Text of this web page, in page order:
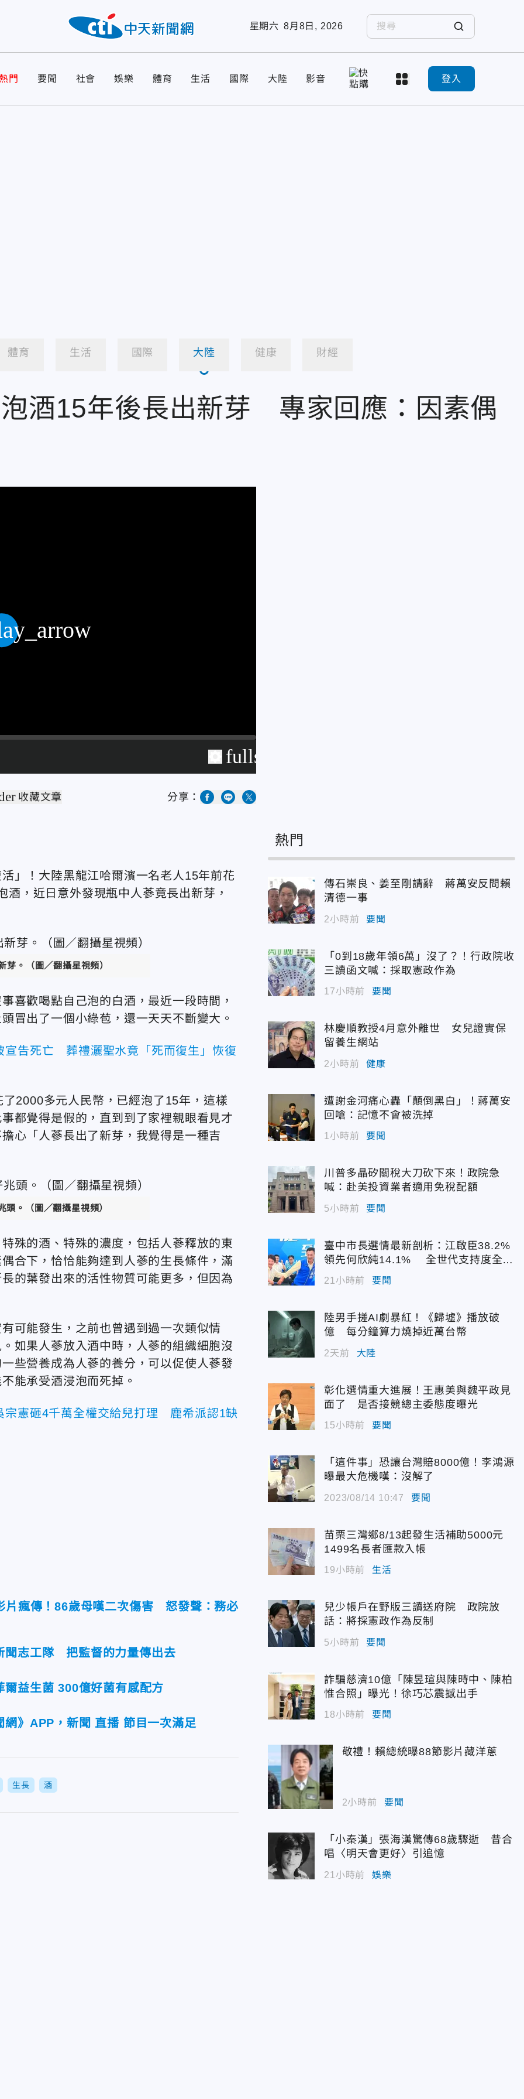
星期六 8月8日, 2026
熱門 要聞 社會 娛樂 體育 生活 國際 大陸 影音 登入
體育 生活 國際 大陸 健康 財經
酒15年後長出新芽 專家回應：因素偶
fullscreen
收藏文章 分享：
」！大陸黑龍江哈爾濱一名老人15年前花
，近日意外發現瓶中人蔘竟長出新芽，
芽。（圖／翻攝星視頻）
喜歡喝點自己泡的白酒，最近一段時間，
冒出了一個小綠苞，還一天天不斷變大。
宣告死亡 葬禮灑聖水竟「死而復生」恢復
2000多元人民幣，已經泡了15年，這樣
都覺得是假的，直到到了家裡親眼看見才
心「人蔘長出了新芽，我覺得是一種吉
。（圖／翻攝星視頻）
殊的酒、特殊的濃度，包括人蔘釋放的東
合下，恰恰能夠達到人蔘的生長條件，滿
的葉發出來的活性物質可能更多，但因為
可能發生，之前也曾遇到過一次類似情
如果人蔘放入酒中時，人蔘的組織細胞沒
些營養成為人蔘的養分，可以促使人蔘發
能承受酒浸泡而死掉。
宗憲砸4千萬全權交給兒打理 鹿希派認1缺
片瘋傳！86歲母嘆二次傷害 怒發聲：務必
聞志工隊 把監督的力量傳出去
爾益生菌 300億好菌有感配方
網》APP，新聞 直播 節目一次滿足
生長 酒
熱門
傳石崇良、姜至剛請辭 蔣萬安反問賴
清德一事
2小時前 要聞
「0到18歲年領6萬」沒了？！行政院收
三讀函文喊：採取憲政作為
17小時前 要聞
林慶順教授4月意外離世 女兒證實保
留養生網站
2小時前 健康
遭謝金河痛心轟「顛倒黑白」！蔣萬安
回嗆：記憶不會被洗掉
1小時前 要聞
川普多晶矽關稅大刀砍下來！政院急
喊：赴美投資業者適用免稅配額
5小時前 要聞
臺中市長選情最新剖析：江啟臣38.2%
領先何欣純14.1% 全世代支持度全面
居首
21小時前 要聞
陸男手搓AI劇暴紅！《歸墟》播放破
億 每分鐘算力燒掉近萬台幣
2天前 大陸
彰化選情重大進展！王惠美與魏平政見
面了 是否接競總主委態度曝光
15小時前 要聞
「這件事」恐讓台灣賠8000億！李鴻源
曝最大危機嘆：沒解了
2023/08/14 10:47 要聞
苗栗三灣鄉8/13起發生活補助5000元
1499名長者匯款入帳
19小時前 生活
兒少帳戶在野版三讀送府院 政院放
話：將採憲政作為反制
5小時前 要聞
詐騙慈濟10億「陳昱瑄與陳時中、陳柏
惟合照」曝光！徐巧芯震撼出手
18小時前 要聞
敬禮！賴總統曝88節影片藏洋蔥
2小時前 要聞
「小秦漢」張海漢驚傳68歲驟逝 昔合
唱〈明天會更好〉引追憶
21小時前 娛樂